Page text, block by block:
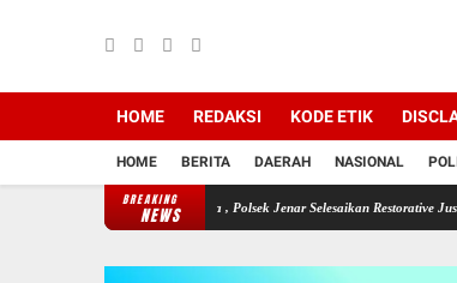
HOME REDAKSI KODE ETIK
HOME BERITA DAERAH NASIONAL
BREAKING
NEWS
Sang Buah Hatinya , Polsek Jenar Selesaikan Restorative Justice